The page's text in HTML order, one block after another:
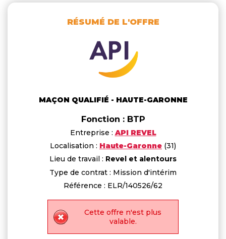
RÉSUMÉ DE L'OFFRE
MAÇON QUALIFIÉ - HAUTE-GARONNE
Fonction : BTP
Entreprise : API REVEL
Localisation : Haute-Garonne (31)
Lieu de travail : Revel et alentours
Type de contrat : Mission d'intérim
Référence : ELR/140526/62
Cette offre n'est plus
valable.